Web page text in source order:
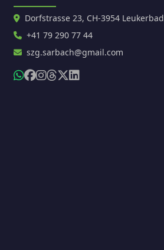
Dorfstrasse 23, CH-3954 Leukerbad
+41 79 290 77 44
szg.sarbach@gmail.com